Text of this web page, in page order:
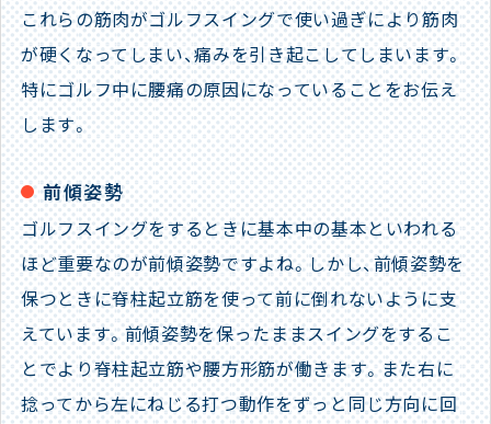
これらの筋肉がゴルフスイングで使い過ぎにより筋肉
が硬くなってしまい、痛みを引き起こしてしまいます。
特にゴルフ中に腰痛の原因になっていることをお伝え
します。
前傾姿勢
ゴルフスイングをするときに基本中の基本といわれる
ほど重要なのが前傾姿勢ですよね。しかし、前傾姿勢を
保つときに脊柱起立筋を使って前に倒れないように支
えています。前傾姿勢を保ったままスイングをするこ
とでより脊柱起立筋や腰方形筋が働きます。また右に
捻ってから左にねじる打つ動作をずっと同じ方向に回